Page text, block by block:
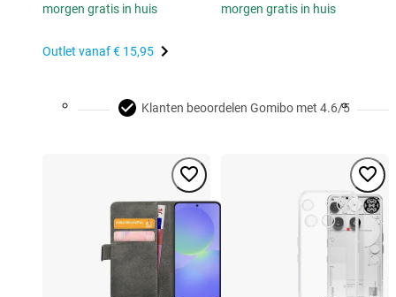
morgen gratis in huis
Outlet vanaf€ 15,95
morgen gratis in huis
Klanten beoordelen Gomibo met 4.6/5